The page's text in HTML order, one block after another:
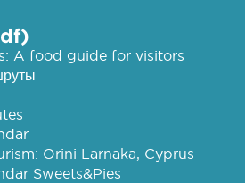
A food guide for visitors
Orini Larnaka, Cyprus
Sweets&Pies